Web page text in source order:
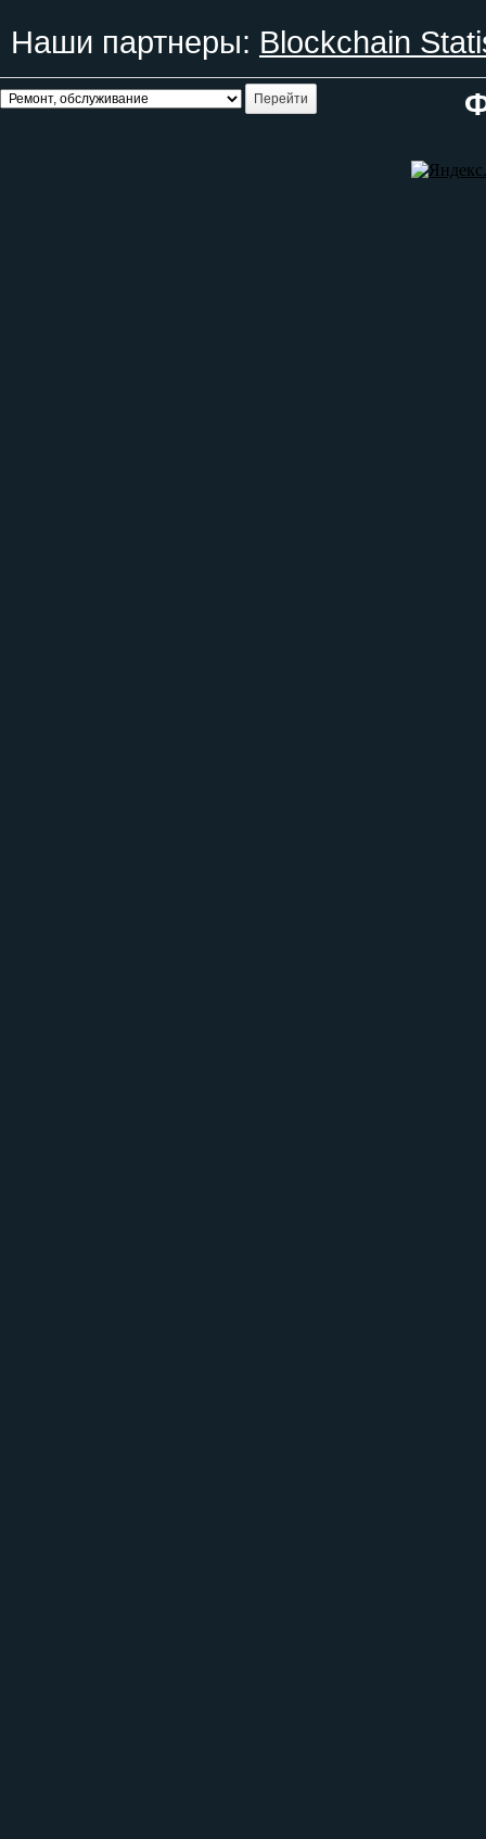
Наши партнеры: Blockchain